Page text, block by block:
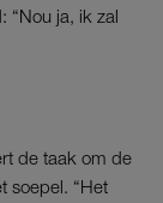
“Nou ja, ik zal
de taak om de
soepel. “Het